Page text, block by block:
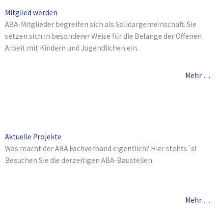
Mitglied werden
ABA-Mitglieder begreifen sich als Solidargemeinschaft. Sie
setzen sich in besonderer Weise für die Belange der Offenen
Arbeit mit Kindern und Jugendlichen ein.
Mehr …
Aktuelle Projekte
Was macht der ABA Fachverband eigentlich? Hier stehts´s!
Besuchen Sie die derzeitigen ABA-Baustellen.
Mehr …